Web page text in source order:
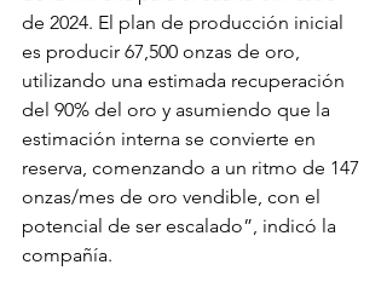
de 2024. El plan de producción inicial
es producir 67,500 onzas de oro,
utilizando una estimada recuperación
del 90% del oro y asumiendo que la
estimación interna se convierte en
reserva, comenzando a un ritmo de 147
onzas/mes de oro vendible, con el
potencial de ser escalado”, indicó la
compañía.